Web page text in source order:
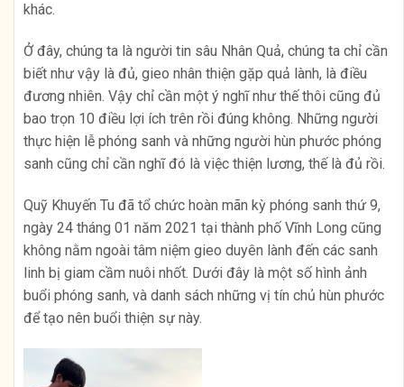
khác.
Ở đây, chúng ta là người tin sâu Nhân Quả, chúng ta chỉ cần
biết như vậy là đủ, gieo nhân thiện gặp quả lành, là điều
đương nhiên. Vậy chỉ cần một ý nghĩ như thế thôi cũng đủ
bao trọn 10 điều lợi ích trên rồi đúng không. Những người
thực hiện lễ phóng sanh và những người hùn phước phóng
sanh cũng chỉ cần nghĩ đó là việc thiện lương, thế là đủ rồi.
Quỹ Khuyến Tu đã tổ chức hoàn mãn kỳ phóng sanh thứ 9,
ngày 24 tháng 01 năm 2021 tại thành phố Vĩnh Long cũng
không nằm ngoài tâm niệm gieo duyên lành đến các sanh
linh bị giam cầm nuôi nhốt. Dưới đây là một số hình ảnh
buổi phóng sanh, và danh sách những vị tín chủ hùn phước
để tạo nên buổi thiện sự này.